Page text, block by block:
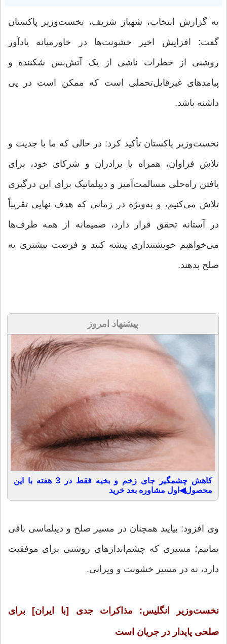
به گزارش انتخاب، شهباز شریف، نخست‌وزیر پاکستان
گفت: افزایش اخیر خشونت‌ها در خاورمیانه یادآور
روشنی از خطرات ناشی از یک آتش‌بس شکننده و
پیامدهای غیرقابل‌تحملی است که ممکن است در پی
داشته باشد.
نخست‌وزیر پاکستان تأکید کرد: در حالی که ما با جدیت و
تلاش فراوان، همراه با برادران و شرکای خود، برای
یافتن راه‌حلی مسالمت‌آمیز و دیپلماتیک برای این درگیری
تلاش می‌کنیم، و به‌ویژه در زمانی که هدف نهایی تقریباً
در آستانه تحقق قرار دارد، صمیمانه از همه طرف‌ها
می‌خواهیم خویشتنداری پیشه کنند و فرصت بیشتری به
صلح بدهند.
پیشنهاد امروز
کاهش چشمگیر جای زخم و بخیه فقط در 3 هفته با این
محصول◀اول مشاوره بعد خرید
وی افزود: بیایید همچنان در مسیر صلح و دیپلماسی باقی
بمانیم؛ مسیری که چشم‌اندازهای روشنی برای موفقیت
دارد، نه در مسیر خشونت و ویرانی.
نخست‌وزیر انگلیس: مذاکرات جدی [با ایران] برای
صلحی پایدار در جریان است